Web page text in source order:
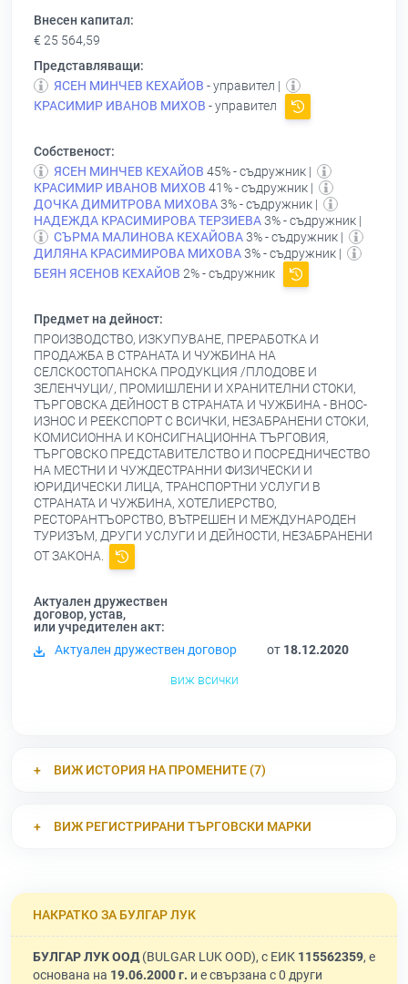
Внесен капитал:
€ 25 564,59
Представляващи:
ЯСЕН МИНЧЕВ КЕХАЙОВ - управител |
КРАСИМИР ИВАНОВ МИХОВ - управител
Собственост:
ЯСЕН МИНЧЕВ КЕХАЙОВ 45% - съдружник |
КРАСИМИР ИВАНОВ МИХОВ 41% - съдружник |
ДОЧКА ДИМИТРОВА МИХОВА3% - съдружник |
НАДЕЖДА КРАСИМИРОВА ТЕРЗИЕВА3% - съдружник |
СЪРМА МАЛИНОВА КЕХАЙОВА3% - съдружник |
ДИЛЯНА КРАСИМИРОВА МИХОВА3% - съдружник |
БЕЯН ЯСЕНОВ КЕХАЙОВ 2% - съдружник
Предмет на дейност:
ПРОИЗВОДСТВО, ИЗКУПУВАНЕ, ПРЕРАБОТКА И
ПРОДАЖБА В СТРАНАТА И ЧУЖБИНА НА
СЕЛСКОСТОПАНСКА ПРОДУКЦИЯ /ПЛОДОВЕ И
ЗЕЛЕНЧУЦИ/, ПРОМИШЛЕНИ И ХРАНИТЕЛНИ СТОКИ,
ТЪРГОВСКА ДЕЙНОСТ В СТРАНАТА И ЧУЖБИНА - ВНОС-
ИЗНОС И РЕЕКСПОРТ С ВСИЧКИ, НЕЗАБРАНЕНИ СТОКИ,
КОМИСИОННА И КОНСИГНАЦИОННА ТЪРГОВИЯ,
ТЪРГОВСКО ПРЕДСТАВИТЕЛСТВО И ПОСРЕДНИЧЕСТВО
НА МЕСТНИ И ЧУЖДЕСТРАННИ ФИЗИЧЕСКИ И
ЮРИДИЧЕСКИ ЛИЦА, ТРАНСПОРТНИ УСЛУГИ В
СТРАНАТА И ЧУЖБИНА, ХОТЕЛИЕРСТВО,
РЕСТОРАНТЪОРСТВО, ВЪТРЕШЕН И МЕЖДУНАРОДЕН
ТУРИЗЪМ, ДРУГИ УСЛУГИ И ДЕЙНОСТИ, НЕЗАБРАНЕНИ
ОТ ЗАКОНА.
Актуален дружествен
договор, устав,
или учредителен акт:
Актуален дружествен договор
от 18.12.2020
виж всички
ВИЖ ИСТОРИЯ НА ПРОМЕНИТЕ (7)
ВИЖ РЕГИСТРИРАНИ ТЪРГОВСКИ МАРКИ
НАКРАТКО ЗА БУЛГАР ЛУК
БУЛГАР ЛУК ООД(BULGAR LUK OOD), с ЕИК 115562359, е
основана на 19.06.2000 г. и е свързана с 0 други